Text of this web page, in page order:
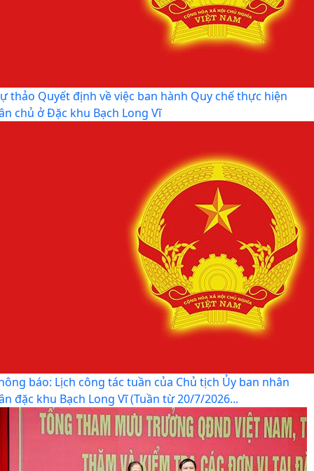
thảo Quyết định về việc ban hành Quy chế thực hiện
chủ ở Đặc khu Bạch Long Vĩ
báo: Lịch công tác tuần của Chủ tịch Ủy ban nhân
đặc khu Bạch Long Vĩ (Tuần từ 20/7/2026...